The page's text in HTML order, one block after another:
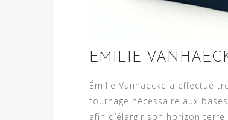
EMILIE
Émilie Vanhaecke a effectué
tournage nécessaire aux
afin d’élargir son horizon